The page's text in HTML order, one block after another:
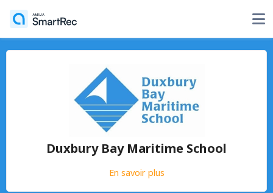
Duxbury Bay Maritime School
En savoir plus